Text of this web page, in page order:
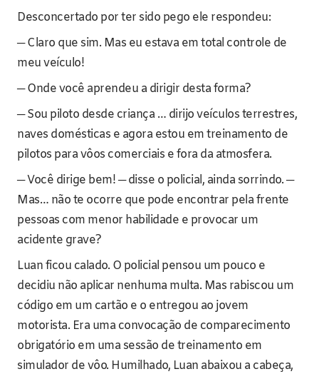
Desconcertado por ter sido pego ele respondeu:
─ Claro que sim. Mas eu estava em total controle de
meu veículo!
─ Onde você aprendeu a dirigir desta forma?
─ Sou piloto desde criança … dirijo veículos terrestres,
naves domésticas e agora estou em treinamento de
pilotos para vôos comerciais e fora da atmosfera.
─ Você dirige bem! ─ disse o policial, ainda sorrindo. ─
Mas… não te ocorre que pode encontrar pela frente
pessoas com menor habilidade e provocar um
acidente grave?
Luan ficou calado. O policial pensou um pouco e
decidiu não aplicar nenhuma multa. Mas rabiscou um
código em um cartão e o entregou ao jovem
motorista. Era uma convocação de comparecimento
obrigatório em uma sessão de treinamento em
simulador de vôo. Humilhado, Luan abaixou a cabeça,